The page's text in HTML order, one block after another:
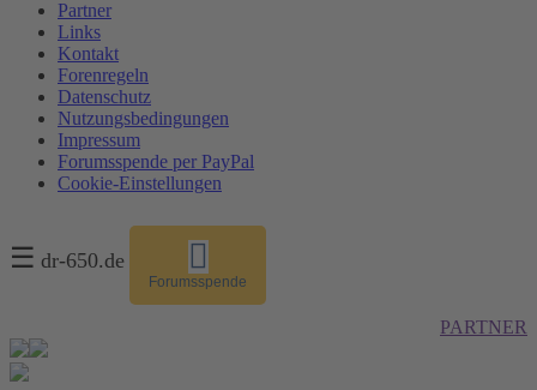
Partner
Links
Kontakt
Forenregeln
Datenschutz
Nutzungsbedingungen
Impressum
Forumsspende per PayPal
Cookie-Einstellungen
☰ dr-650.de
Forumsspende
PARTNER